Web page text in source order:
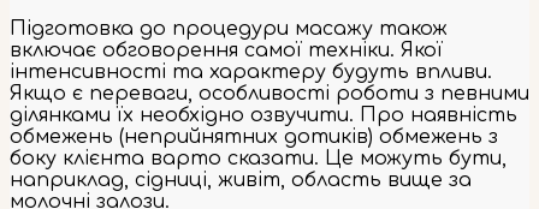
Підготовка до процедури масажу також
включає обговорення самої техніки. Якої
інтенсивності та характеру будуть впливи.
Якщо є переваги, особливості роботи з певними
ділянками їх необхідно озвучити. Про наявність
обмежень (неприйнятних дотиків) обмежень з
боку клієнта варто сказати. Це можуть бути,
наприклад, сідниці, живіт, область вище за
молочні залози.